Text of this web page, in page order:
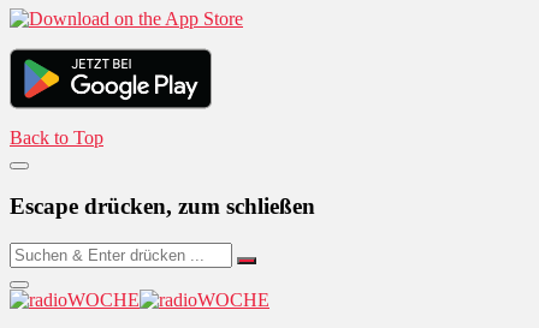
Back to Top
Escape drücken, zum schließen